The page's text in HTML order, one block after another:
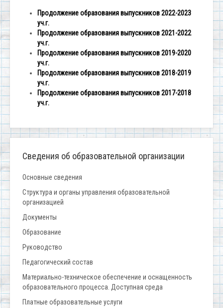
Продолжение образования выпускников 2022-2023
уч.г.
Продолжение образования выпускников 2021-2022
уч.г.
Продолжение образования выпускников 2019-2020
уч.г.
Продолжение образования выпускников 2018-2019
уч.г.
Продолжение образования выпускников 2017-2018
уч.г.
Сведения об образовательной организации
Основные сведения
Структура и органы управления образовательной
организацией
Документы
Образование
Руководство
Педагогический состав
Материально-техническое обеспечение и оснащенность
образовательного процесса. Доступная среда
Платные образовательные услуги